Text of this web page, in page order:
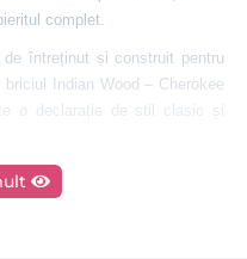
complet.
întreținut și construit pentru
Indian Wood – Cherokee
o declarație de stil clasic și